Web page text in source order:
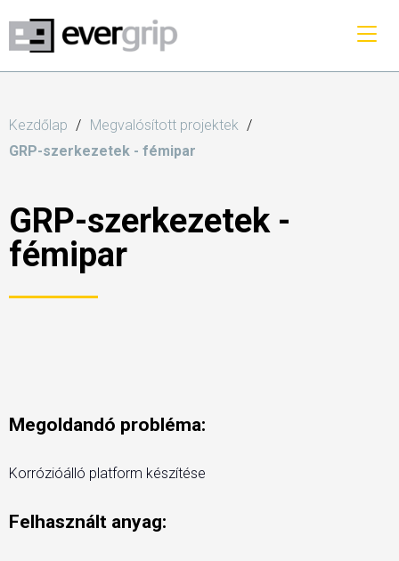
Kezdőlap
Megvalósított projektek
GRP-szerkezetek - fémipar
GRP-szerkezetek -
fémipar
Megoldandó probléma:
Korrózióálló platform készítése
Felhasznált anyag: